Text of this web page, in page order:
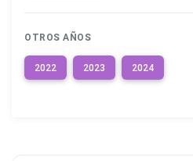
OTROS AÑOS
2022 2023 2024